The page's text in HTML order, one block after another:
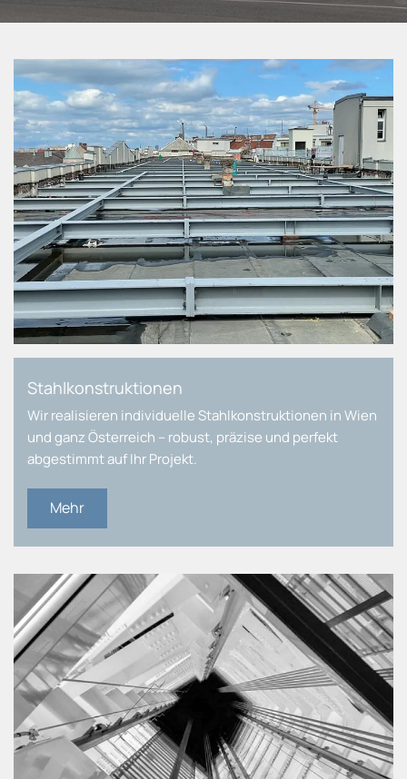
Stahlkonstruktionen
Wir realisieren individuelle Stahlkonstruktionen in Wien
und ganz Österreich – robust, präzise und perfekt
abgestimmt auf Ihr Projekt.
Mehr